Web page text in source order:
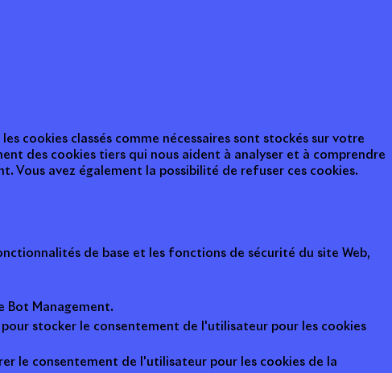
cookies classés comme nécessaires sont stockés sur votre
des cookies tiers qui nous aident à analyser et à comprendre
Vous avez également la possibilité de refuser ces cookies.
de base et les fonctions de sécurité du site Web,
Bot Management.
stocker le consentement de l'utilisateur pour les cookies
le consentement de l'utilisateur pour les cookies de la